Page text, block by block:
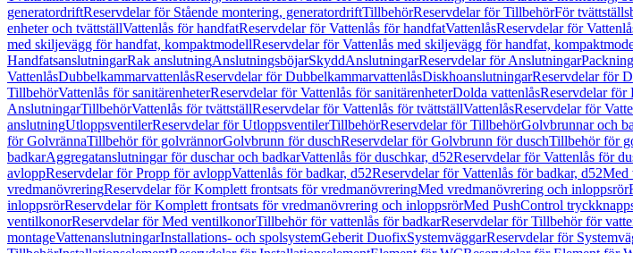
generatordriftReservdelar för Stående montering, generatordriftTillbehörReservdelar för TillbehörFör
enheter och tvättställVattenlås för handfatReservdelar för Vattenlås för handfatVattenlåsReservdelar för
med skiljevägg för handfat, kompaktmodellReservdelar för Vattenlås med skiljevägg för handfat,
HandfatsanslutningarRak anslutningAnslutningsböjarSkyddAnslutningarReservdelar för Anslutningar
VattenlåsDubbelkammarvattenlåsReservdelar för DubbelkammarvattenlåsDiskhoanslutningarReservdelar för
TillbehörVattenlås för sanitärenheterReservdelar för Vattenlås för sanitärenheterDolda vattenlåsReservdelar för
AnslutningarTillbehörVattenlås för tvättställReservdelar för Vattenlås för tvättställVattenlåsReservdelar för
anslutningUtloppsventilerReservdelar för UtloppsventilerTillbehörReservdelar för TillbehörGolvbrunnar och
för GolvrännaTillbehör för golvrännorGolvbrunn för duschReservdelar för Golvbrunn för duschTillbehör för
badkarAggregatanslutningar för duschar och badkarVattenlås för duschkar, d52Reservdelar för Vattenlås för
avloppReservdelar för Propp för avloppVattenlås för badkar, d52Reservdelar för Vattenlås för badkar, d52Med
vredmanövreringReservdelar för Komplett frontsats för vredmanövreringMed vredmanövrering och inloppsrör
inloppsrörReservdelar för Komplett frontsats för vredmanövrering och inloppsrörMed PushControl
ventilkonorReservdelar för Med ventilkonorTillbehör för vattenlås för badkarReservdelar för Tillbehör för
montageVattenanslutningarInstallations- och spolsystemGeberit DuofixSystemväggarReservdelar för